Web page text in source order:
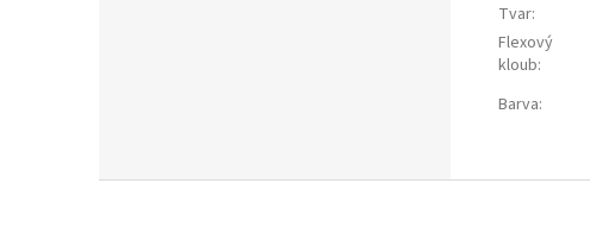
Tvar:
Flexový
kloub:
Barva: